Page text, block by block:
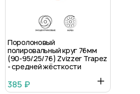
Поролоновый
полировальный круг 76мм
(90-95/25/76) Zvizzer Trapez
- средней жёсткости
385 ₽